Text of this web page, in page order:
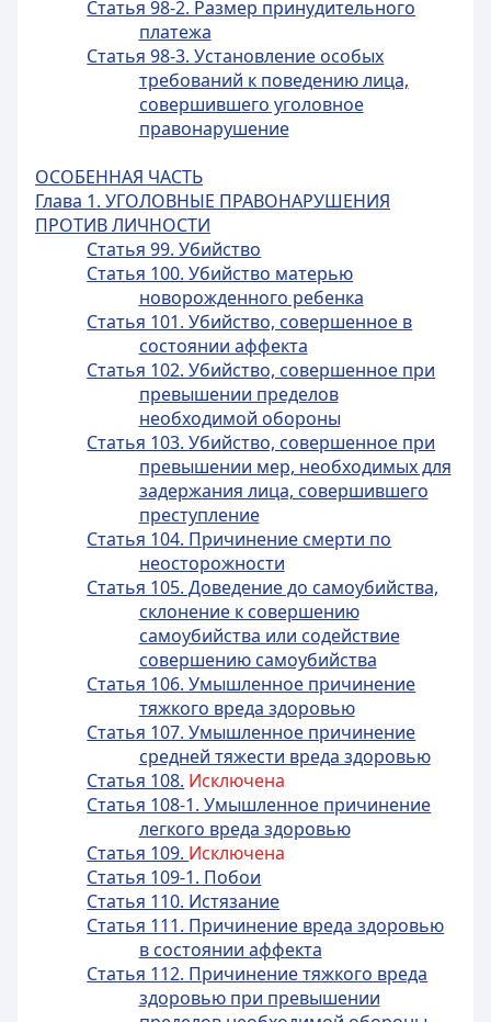
Статья 98-2. Размер принудительного
платежа
Статья 98-3. Установление особых
требований к поведению лица,
совершившего уголовное
правонарушение
ОСОБЕННАЯ ЧАСТЬ
Глава 1. УГОЛОВНЫЕ ПРАВОНАРУШЕНИЯ
ПРОТИВ ЛИЧНОСТИ
Статья 99. Убийство
Статья 100. Убийство матерью
новорожденного ребенка
Статья 101. Убийство, совершенное в
состоянии аффекта
Статья 102. Убийство, совершенное при
превышении пределов
необходимой обороны
Статья 103. Убийство, совершенное при
превышении мер, необходимых для
задержания лица, совершившего
преступление
Статья 104. Причинение смерти по
неосторожности
Статья 105. Доведение до самоубийства,
склонение к совершению
самоубийства или содействие
совершению самоубийства
Статья 106. Умышленное причинение
тяжкого вреда здоровью
Статья 107. Умышленное причинение
средней тяжести вреда здоровью
Статья 108. Исключена
Статья 108-1. Умышленное причинение
легкого вреда здоровью
Статья 109. Исключена
Статья 109-1. Побои
Статья 110. Истязание
Статья 111. Причинение вреда здоровью
в состоянии аффекта
Статья 112. Причинение тяжкого вреда
здоровью при превышении